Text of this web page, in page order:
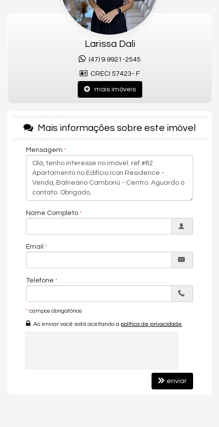
faculdades, está perto das principais vias de acesso da
cidade, onde é possível encontrar oferta de serviços e variadas
opções de lazer sem tirar o carro da garagem.
- Em frente ao Balneário Camboriú Shopping
- Vagas privativas de garagem
- Área de lazer decorada
- Piscina adulto e infantil
- Playground
-Salão de festas
- Elevadores
- Sistema de captação para reaproveitamento da água da
O APARTAMENTO
- Apartamentos 3 quartos, sendo 1 suíte;
- Churrasqueira;
- Porcelanato;
- Detalhes em gesso e granito;
Condições Especiais de Pagamento:
Larissa Dali
(47) 9.9921-2545
CRECI 57423- F
mais imóveis
Mais informações sobre este imóvel
Mensagem
Nome Completo
Email
Telefone
* campos obrigatórios
Ao enviar você está aceitando a política de privacidade
enviar